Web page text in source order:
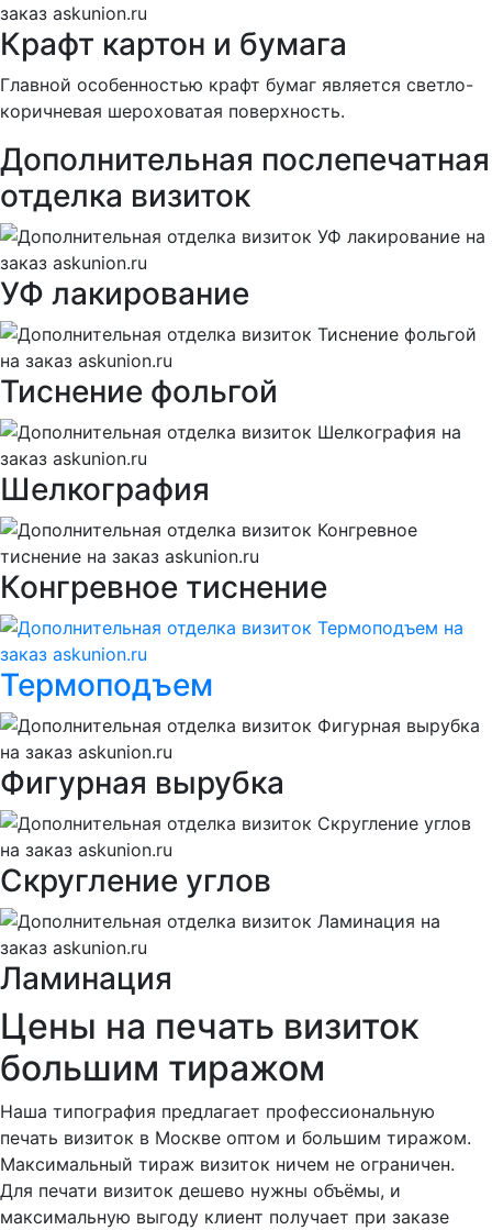
Крафт картон и бумага
Главной особенностью крафт бумаг является светло-
коричневая шероховатая поверхность.
Дополнительная послепечатная
отделка визиток
УФ лакирование
Тиснение фольгой
Шелкография
Конгревное тиснение
Термоподъем
Фигурная вырубка
Скругление углов
Ламинация
Цены на печать визиток
большим тиражом
Наша типография предлагает профессиональную
печать визиток в Москве оптом и большим тиражом.
Максимальный тираж визиток ничем не ограничен.
Для печати визиток дешево нужны объёмы, и
максимальную выгоду клиент получает при заказе